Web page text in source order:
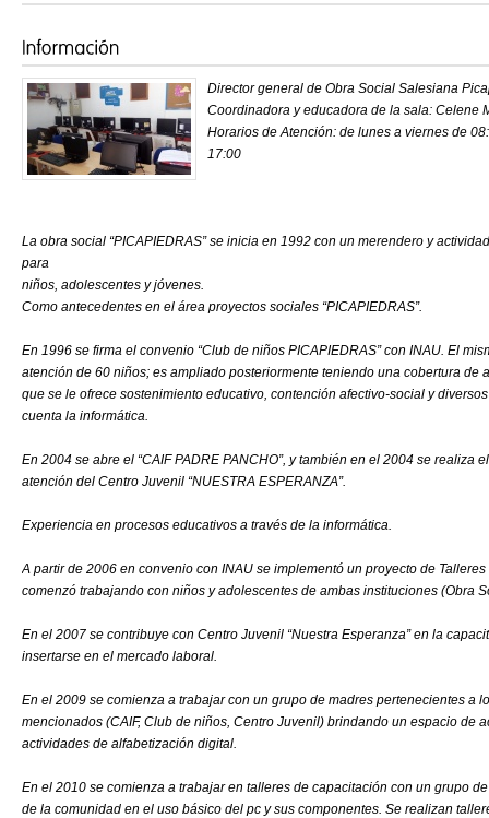
Director general de Obra Social Salesiana
Coordinadora y educadora de la sala: Celene
Horarios de Atención: de lunes a viernes de
17:00
La obra social “PICAPIEDRAS” se inicia en 1992 con un merendero y
para
niños, adolescentes y jóvenes.
Como antecedentes en el área proyectos sociales “PICAPIEDRAS”.
En 1996 se firma el convenio “Club de niños PICAPIEDRAS” con INAU. El
atención de 60 niños; es ampliado posteriormente teniendo una cobertura de
que se le ofrece sostenimiento educativo, contención afectivo-social y
cuenta la informática.
En 2004 se abre el “CAIF PADRE PANCHO”, y también en el 2004 se realiza
atención del Centro Juvenil “NUESTRA ESPERANZA”.
Experiencia en procesos educativos a través de la informática.
A partir de 2006 en convenio con INAU se implementó un proyecto de
comenzó trabajando con niños y adolescentes de ambas instituciones (Obra
En el 2007 se contribuye con Centro Juvenil “Nuestra Esperanza” en la
insertarse en el mercado laboral.
En el 2009 se comienza a trabajar con un grupo de madres pertenecientes a
mencionados (CAIF, Club de niños, Centro Juvenil) brindando un espacio de
actividades de alfabetización digital.
En el 2010 se comienza a trabajar en talleres de capacitación con un grupo
de la comunidad en el uso básico del pc y sus componentes. Se realizan